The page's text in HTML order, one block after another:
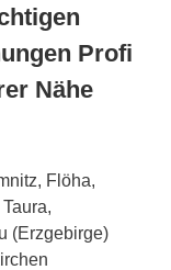
Profi
Nähe
Flöha,
(Erzgebirge)